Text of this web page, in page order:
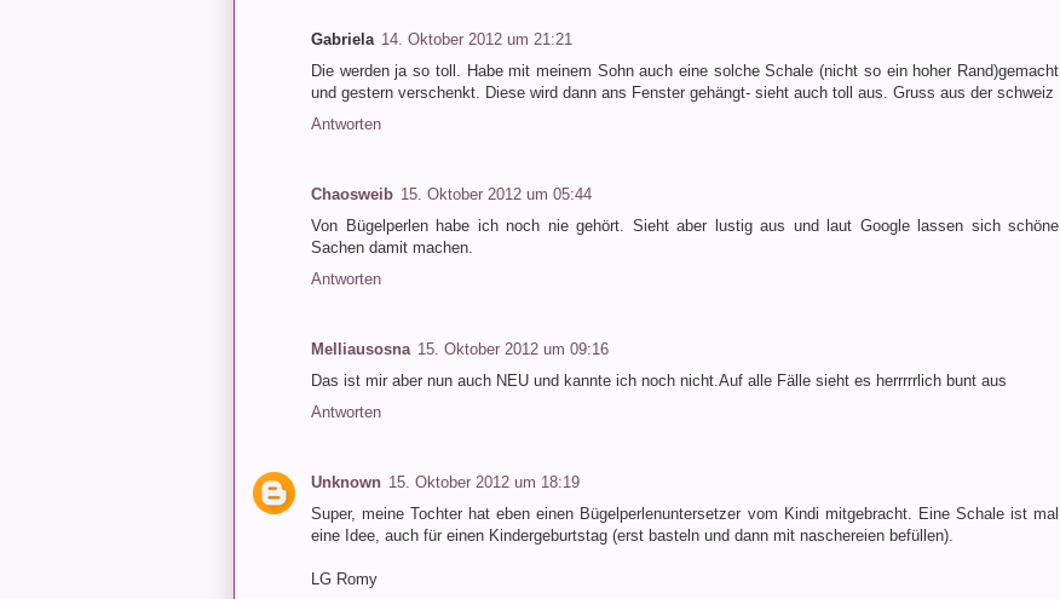
Gabriela 14. Oktober 2012 um 21:21
Die werden ja so toll. Habe mit meinem Sohn auch eine solche Schale (nicht so ein hoher Rand)gemacht
und gestern verschenkt. Diese wird dann ans Fenster gehängt- sieht auch toll aus. Gruss aus der schweiz
Antworten
Chaosweib 15. Oktober 2012 um 05:44
Von Bügelperlen habe ich noch nie gehört. Sieht aber lustig aus und laut Google lassen sich schöne
Sachen damit machen.
Antworten
Melliausosna 15. Oktober 2012 um 09:16
Das ist mir aber nun auch NEU und kannte ich noch nicht.Auf alle Fälle sieht es herrrrrlich bunt aus
Antworten
Unknown 15. Oktober 2012 um 18:19
Super, meine Tochter hat eben einen Bügelperlenuntersetzer vom Kindi mitgebracht. Eine Schale ist mal
eine Idee, auch für einen Kindergeburtstag (erst basteln und dann mit naschereien befüllen).
LG Romy